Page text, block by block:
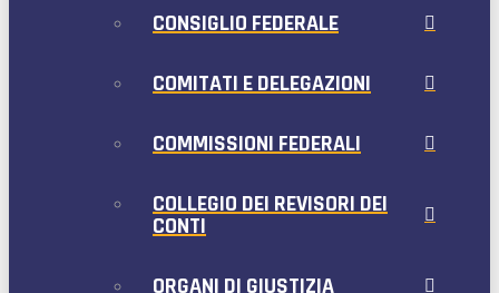
CONSIGLIO FEDERALE
COMITATI E DELEGAZIONI
COMMISSIONI FEDERALI
COLLEGIO DEI REVISORI DEI
CONTI
ORGANI DI GIUSTIZIA